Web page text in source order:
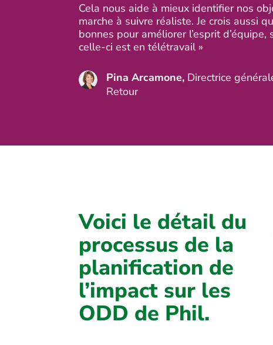
Cela nous aide à mieux identifier nos
marche à suivre réaliste. Je crois aussi
bonnes pour améliorer l’esprit
celle-ci est en télétravail »
Pina Arcamone, Directrice
Retour
Voici le détail du
processus de la
planification de
l’impact sur les
ODD de Phil.